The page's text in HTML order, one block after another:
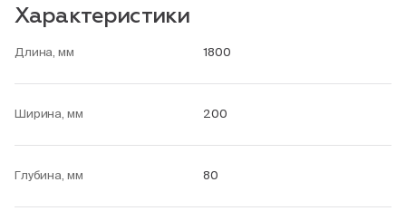
Характеристики
Длина, мм 1800
Ширина, мм 200
Глубина, мм 80